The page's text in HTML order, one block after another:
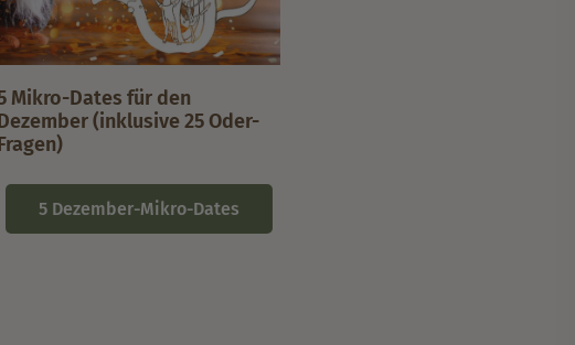
Mikro-Dates für den
(inklusive 25 Oder-
5 Dezember-Mikro-Dates